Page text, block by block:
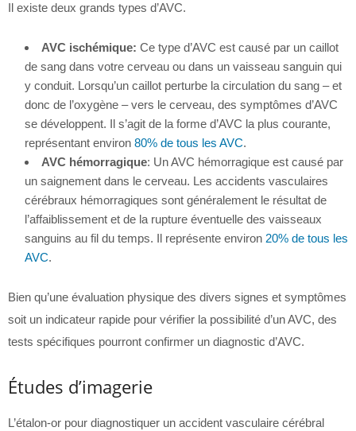
Il existe deux grands types d’AVC.
AVC ischémique: Ce type d’AVC est causé par un caillot
de sang dans votre cerveau ou dans un vaisseau sanguin qui
y conduit. Lorsqu’un caillot perturbe la circulation du sang – et
donc de l’oxygène – vers le cerveau, des symptômes d’AVC
se développent. Il s’agit de la forme d’AVC la plus courante,
représentant environ 80% de tous les AVC.
AVC hémorragique: Un AVC hémorragique est causé par
un saignement dans le cerveau. Les accidents vasculaires
cérébraux hémorragiques sont généralement le résultat de
l’affaiblissement et de la rupture éventuelle des vaisseaux
sanguins au fil du temps. Il représente environ 20% de tous les
AVC.
Bien qu’une évaluation physique des divers signes et symptômes
soit un indicateur rapide pour vérifier la possibilité d’un AVC, des
tests spécifiques pourront confirmer un diagnostic d’AVC.
Études d’imagerie
L’étalon-or pour diagnostiquer un accident vasculaire cérébral